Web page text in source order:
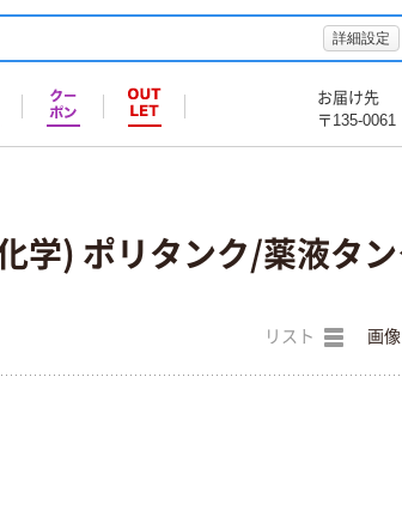
詳細設定
お届け先
〒135-0061
学) ポリタンク/薬液タ
リスト 画像